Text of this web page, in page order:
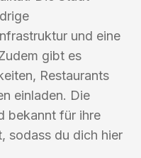
und eine
gibt es
Restaurants
einladen. Die
bekannt für ihre
sodass du dich hier